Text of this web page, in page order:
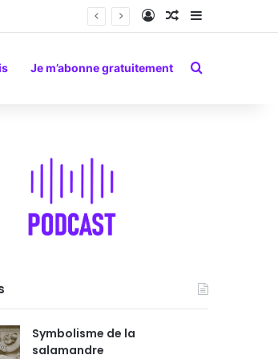
Connexion
Article Aléatoire
Sidebar
Je m’abonne gratuitement Rechercher
Symbolisme de la
salamandre